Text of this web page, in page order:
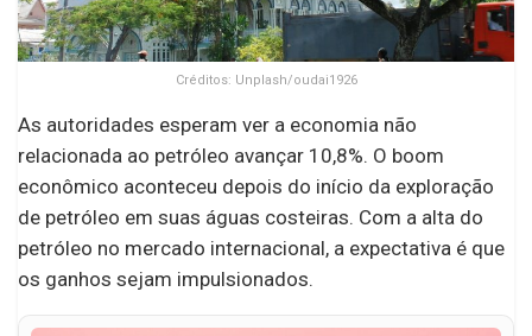
Créditos: Unplash/oudai1926
As autoridades esperam ver a economia não
relacionada ao petróleo avançar 10,8%. O boom
econômico aconteceu depois do início da exploração
de petróleo em suas águas costeiras. Com a alta do
petróleo no mercado internacional, a expectativa é que
os ganhos sejam impulsionados.